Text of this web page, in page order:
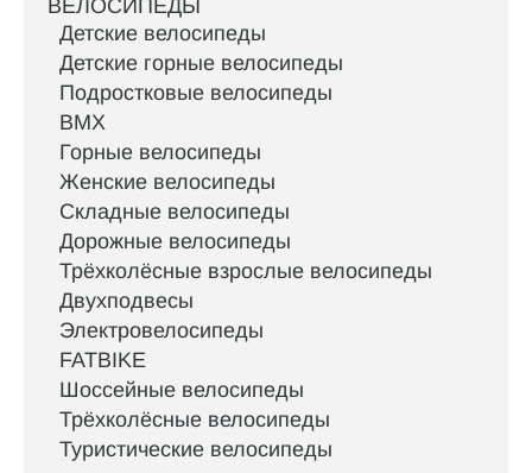
ВЕЛОСИПЕДЫ
Детские велосипеды
Детские горные велосипеды
Подростковые велосипеды
BMX
Горные велосипеды
Женские велосипеды
Складные велосипеды
Дорожные велосипеды
Трёхколёсные взрослые велосипеды
Двухподвесы
Электровелосипеды
FATBIKE
Шоссейные велосипеды
Трёхколёсные велосипеды
Туристические велосипеды